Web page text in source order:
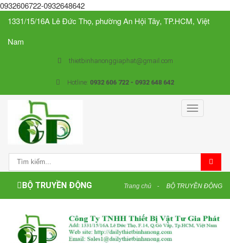
0932606722-0932648642
1331/15/16A Lê Đức Thọ, phường An Hội Tây, TP.HCM, Việt
Nam
thietbinhanonggiaphat@gmail.com
Hotline: 0932 606 722 - 0932 648 642
Toggle
navigation
BỘ TRUYỀN ĐỘNG Trang chủ BỘ TRUYỀN ĐỘNG